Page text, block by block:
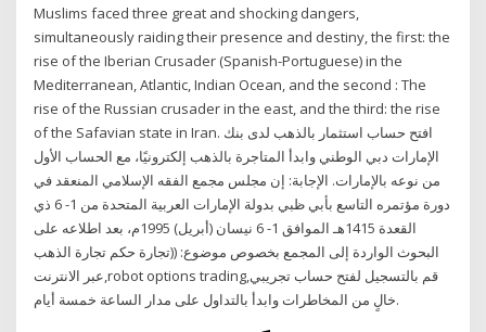
Muslims faced three great and shocking dangers,
simultaneously raiding their presence and destiny, the first: the
rise of the Iberian Crusader (Spanish-Portuguese) in the
Mediterranean, Atlantic, Indian Ocean, and the second : The
rise of the Russian crusader in the east, and the third: the rise
of the Safavian state in Iran. افتح حساب استثمار بالذهب لدى بنك
الإمارات دبي الوطني وابدأ المتاجرة بالذهب إلكترونيًا، مع الحساب الأول
من نوعه بالإمارات. الإجابة: إن مجلس مجمع الفقه الإسلامي المنعقد في
دورة مؤتمره التاسع بأبي ظبي بدولة الإمارات العربية المتحدة من 1- 6 ذي
القعدة 1415هـ الموافق 1- 6 نيسان (أبريل) 1995م، بعد اطلاعه على
البحوث الواردة إلى المجمع بخصوص موضوع: ((تجارة حكم تجارة الذهب
عبر الانترنت,robot options trading,قم بالتسجيل لفتح حساب تجريبي
خالٍ من المخاطرات وابدأ بالتداول على مدار الساعة خمسة أيام.